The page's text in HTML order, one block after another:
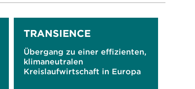
TRANSIENCE
Übergang zu einer effizienten,
klimaneutralen
Kreislaufwirtschaft in Europa